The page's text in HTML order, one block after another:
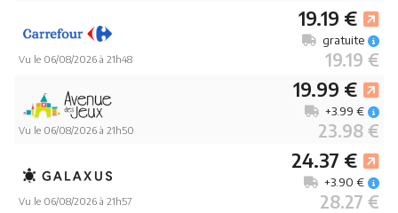
Vu le 06/08/2026 à 21h48
19.19 €
19.19 €
gratuite
Vu le 06/08/2026 à 21h50
19.99 €
23.98 €
+3.99 €
Vu le 06/08/2026 à 21h57
24.37 €
28.27 €
+3.90 €